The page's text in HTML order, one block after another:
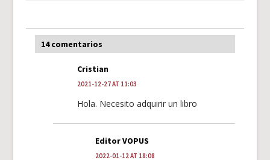
14 comentarios
Cristian
2021-12-27 AT 11:03
Hola. Necesito adquirir un libro
Editor VOPUS
2022-01-12 AT 18:08